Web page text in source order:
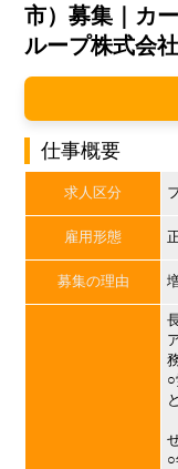
市）募集｜カ
ループ株式会社
仕事概要
求人区分
雇用形態
募集の理由